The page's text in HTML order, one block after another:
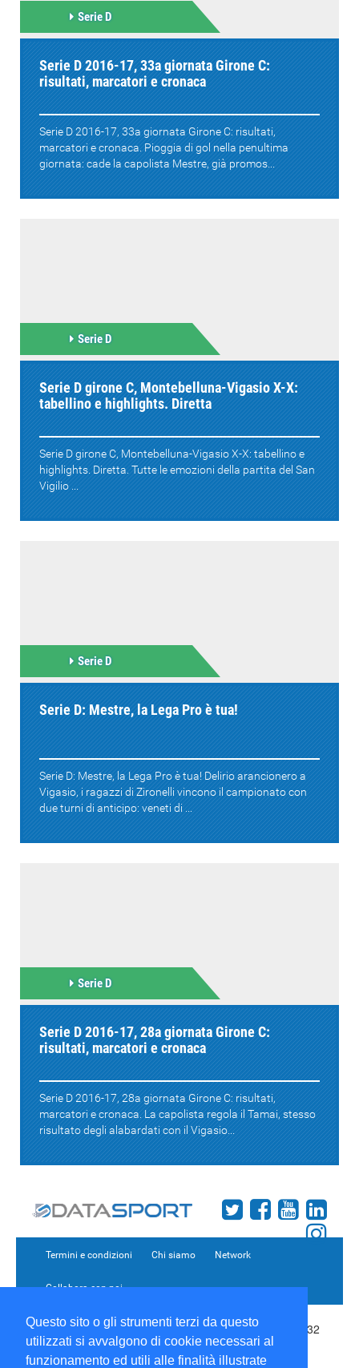
Questo sito o gli strumenti terzi da questo
utilizzati si avvalgono di cookie necessari al
funzionamento ed utili alle finalità illustrate
Serie D
Serie D 2016-17, 33a giornata Girone C:
risultati, marcatori e cronaca
Serie D 2016-17, 33a giornata Girone C: risultati,
marcatori e cronaca. Pioggia di gol nella penultima
giornata: cade la capolista Mestre, già promos...
Serie D
Serie D girone C, Montebelluna-Vigasio X-X:
tabellino e highlights. Diretta
Serie D girone C, Montebelluna-Vigasio X-X: tabellino e
highlights. Diretta. Tutte le emozioni della partita del San
Vigilio ...
Serie D
Serie D: Mestre, la Lega Pro è tua!
Serie D: Mestre, la Lega Pro è tua! Delirio arancionero a
Vigasio, i ragazzi di Zironelli vincono il campionato con
due turni di anticipo: veneti di ...
Serie D
Serie D 2016-17, 28a giornata Girone C:
risultati, marcatori e cronaca
Serie D 2016-17, 28a giornata Girone C: risultati,
marcatori e cronaca. La capolista regola il Tamai, stesso
risultato degli alabardati con il Vigasio...
Termini e condizioni Chi siamo Network
Collabora con noi
Copyright 1995-2026 ©Wise SrlVia Palmanova 8 20132
Milano Italia - P. IVA 09072090963 | ISSN: 2499-2925
(DataSport DS)